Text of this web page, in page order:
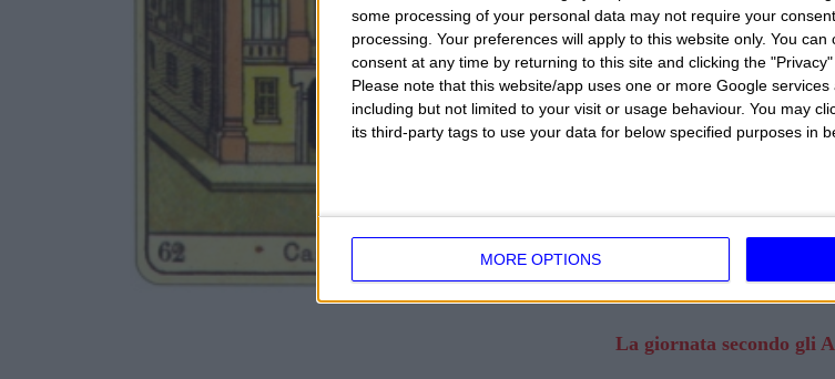
some processing of your personal data may not require your
processing. Your preferences will apply to this website only. You
consent at any time by returning to this site and clicking the
Please note that this website/app uses one or more Google
including but not limited to your visit or usage behaviour. You may
its third-party tags to use your data for below specified purposes in
MORE OPTIONS
La giornata secondo gli